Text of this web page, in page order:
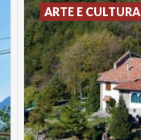
ARTE E CULTURA